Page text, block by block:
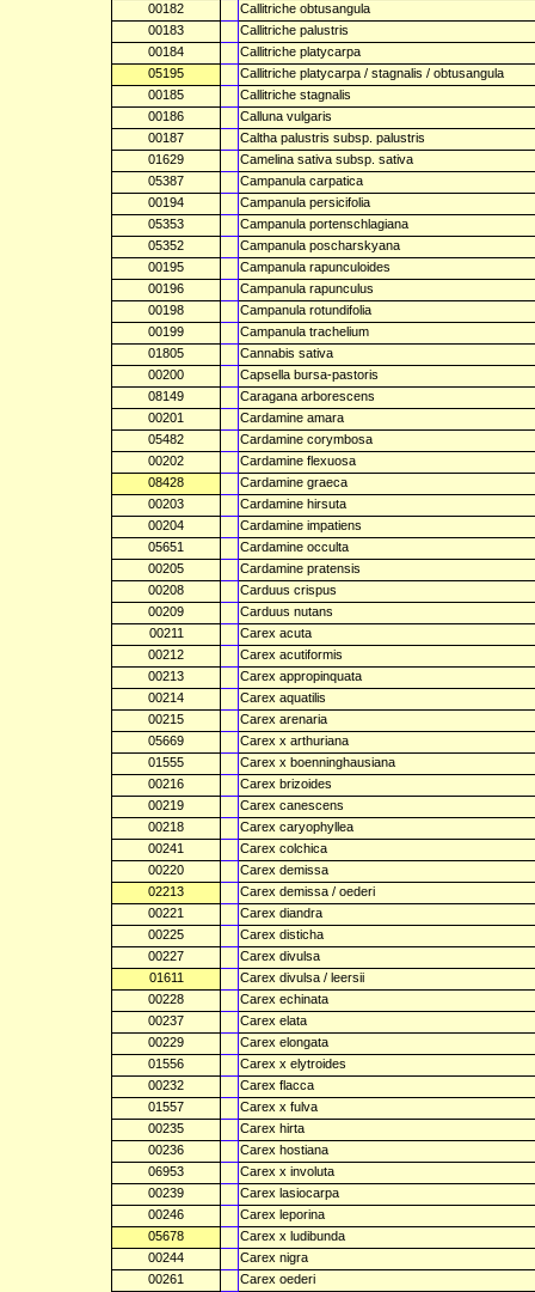
00182
Callitriche obtusangula
00183
Callitriche palustris
00184
Callitriche platycarpa
05195
Callitriche platycarpa / stagnalis / obtusangula
00185
Callitriche stagnalis
00186
Calluna vulgaris
00187
Caltha palustris subsp. palustris
01629
Camelina sativa subsp. sativa
05387
Campanula carpatica
00194
Campanula persicifolia
05353
Campanula portenschlagiana
05352
Campanula poscharskyana
00195
Campanula rapunculoides
00196
Campanula rapunculus
00198
Campanula rotundifolia
00199
Campanula trachelium
01805
Cannabis sativa
00200
Capsella bursa-pastoris
08149
Caragana arborescens
00201
Cardamine amara
05482
Cardamine corymbosa
00202
Cardamine flexuosa
08428
Cardamine graeca
00203
Cardamine hirsuta
00204
Cardamine impatiens
05651
Cardamine occulta
00205
Cardamine pratensis
00208
Carduus crispus
00209
Carduus nutans
00211
Carex acuta
00212
Carex acutiformis
00213
Carex appropinquata
00214
Carex aquatilis
00215
Carex arenaria
05669
Carex x arthuriana
01555
Carex x boenninghausiana
00216
Carex brizoides
00219
Carex canescens
00218
Carex caryophyllea
00241
Carex colchica
00220
Carex demissa
02213
Carex demissa / oederi
00221
Carex diandra
00225
Carex disticha
00227
Carex divulsa
01611
Carex divulsa / leersii
00228
Carex echinata
00237
Carex elata
00229
Carex elongata
01556
Carex x elytroides
00232
Carex flacca
01557
Carex x fulva
00235
Carex hirta
00236
Carex hostiana
06953
Carex x involuta
00239
Carex lasiocarpa
00246
Carex leporina
05678
Carex x ludibunda
00244
Carex nigra
00261
Carex oederi